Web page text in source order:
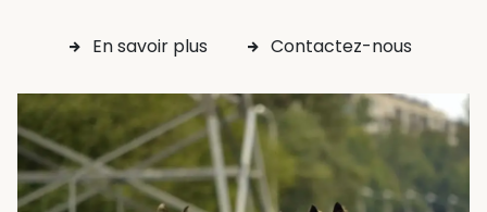
En savoir plus Contactez-nous